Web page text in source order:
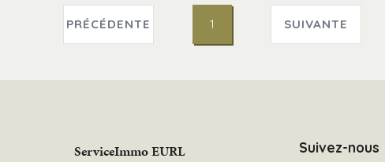
PRÉCÉDENTE 1 SUIVANTE
ServiceImmo EURL
Suivez-nous